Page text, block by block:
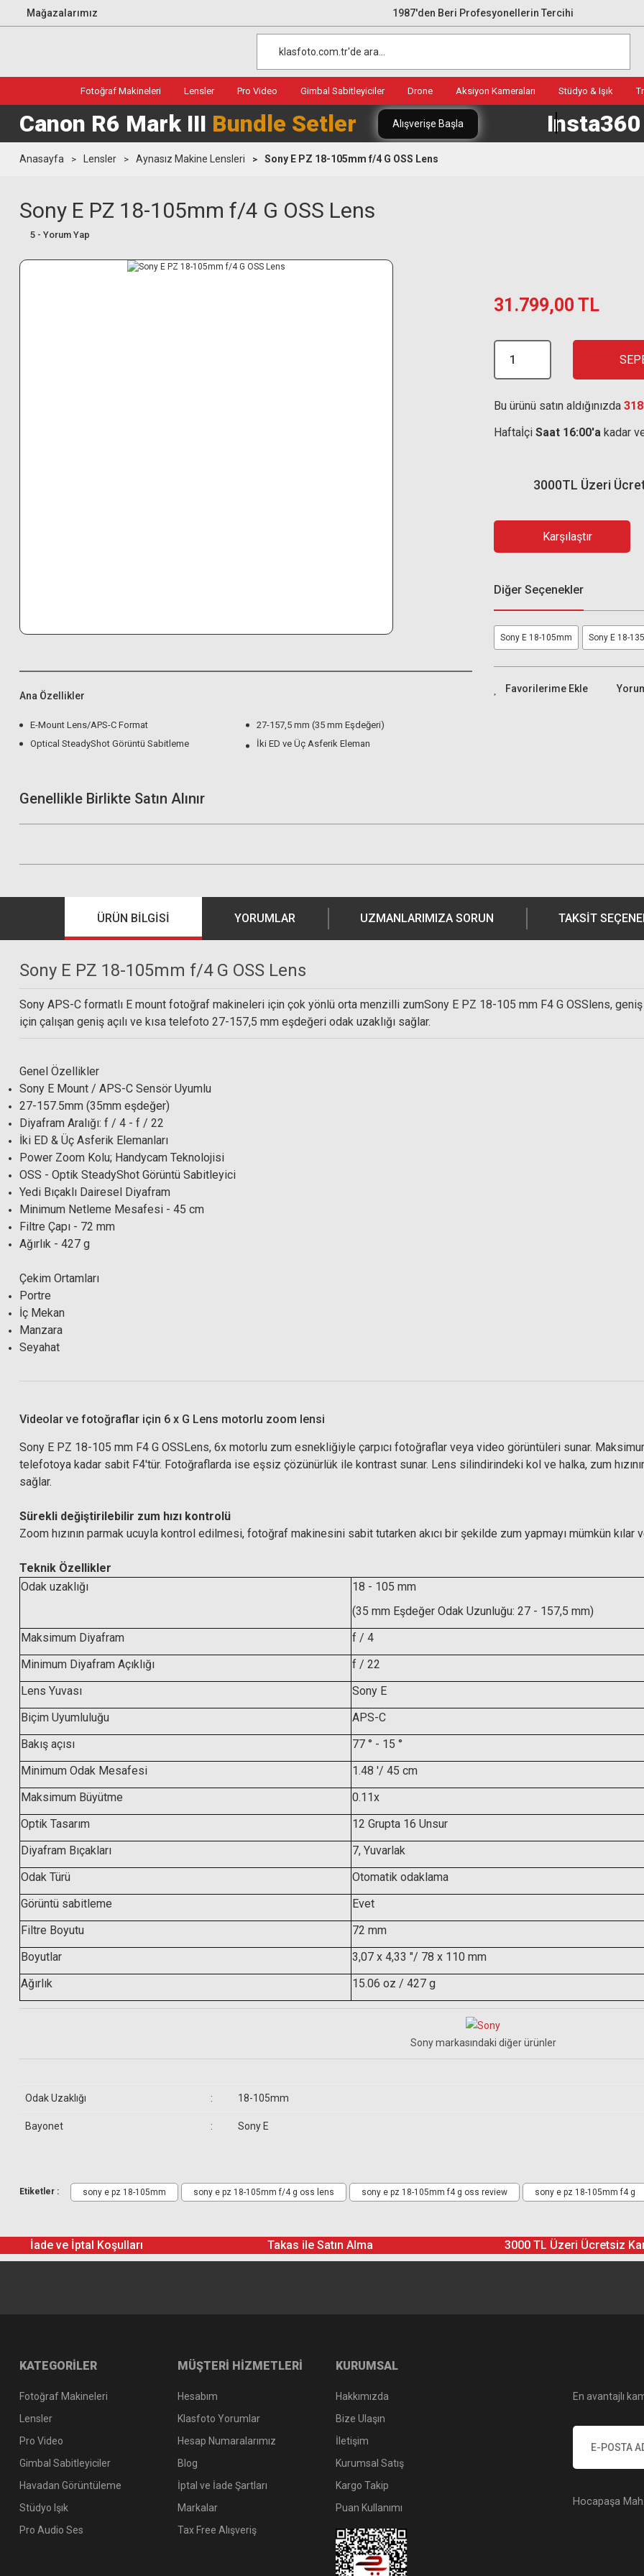
Mağazalarımız 1987'den Beri Profesyonellerin Tercihi
Fotoğraf Makineleri Lensler Pro Video Gimbal Sabitleyiciler Drone Aksiyon Kameraları Stüdyo & Işık
Canon R6 Mark III Bundle Setler Alışverişe Başla Insta360
Anasayfa Lensler Aynasız Makine Lensleri Sony E PZ 18-105mm f/4 G OSS Lens
Sony E PZ 18-105mm f/4 G OSS Lens
5 - Yorum Yap
Ana Özellikler
E-Mount Lens/APS-C Format
27-157,5 mm (35 mm Eşdeğeri)
Optical SteadyShot Görüntü Sabitleme
İki ED ve Üç Asferik Eleman
31.799,00 TL
Bu ürünü satın aldığınızda
Haftaİçi Saat 16:00'a kadar
3000TL Üzeri
Karşılaştır
Diğer Seçenekler
Sony E 18-105mm Sony E 18-
Genellikle Birlikte Satın Alınır
Hoya 72mm Multi Coated HD UV Filtre
6.500,00 TL
3.359,01 TL
7.782,99 TL
Hoya 72mm Dijital Filtre Seti 2 (ND-UV-Polarize)
7.991,45 TL
Hoya 72mm Pro ND
7.850,00
ÜRÜN BILGISI YORUMLAR UZMANLARIMIZA SORUN TAKSIT
Sony E PZ 18-105mm f/4 G OSS Lens
Sony APS-C formatlı E mount fotoğraf makineleri için çok yönlü orta menzilli zumSony E PZ 18-105 mm F4 G OSSlens,
için çalışan geniş açılı ve kısa telefoto 27-157,5 mm eşdeğeri odak uzaklığı sağlar.
Genel Özellikler
Sony E Mount / APS-C Sensör Uyumlu
27-157.5mm (35mm eşdeğer)
Diyafram Aralığı: f / 4 - f / 22
İki ED & Üç Asferik Elemanları
Power Zoom Kolu; Handycam Teknolojisi
OSS - Optik SteadyShot Görüntü Sabitleyici
Yedi Bıçaklı Dairesel Diyafram
Minimum Netleme Mesafesi - 45 cm
Filtre Çapı - 72 mm
Ağırlık - 427 g
Çekim Ortamları
Portre
İç Mekan
Manzara
Seyahat
Videolar ve fotoğraflar için 6 x G Lens motorlu zoom lensi
Sony E PZ 18-105 mm F4 G OSSLens, 6x motorlu zum esnekliğiyle çarpıcı fotoğraflar veya video görüntüleri sunar.
telefotoya kadar sabit F4'tür. Fotoğraflarda ise eşsiz çözünürlük ile kontrast sunar. Lens silindirindeki kol ve halka, zum
sağlar.
Sürekli değiştirilebilir zum hızı kontrolü
Zoom hızının parmak ucuyla kontrol edilmesi, fotoğraf makinesini sabit tutarken akıcı bir şekilde zum yapmayı mümkün
Teknik Özellikler
Odak uzaklığı
18 - 105 mm
(35 mm Eşdeğer Odak Uzunluğu: 27 - 157,5 mm)
Maksimum Diyafram
f / 4
Minimum Diyafram Açıklığı
f / 22
Lens Yuvası
Sony E
Biçim Uyumluluğu
APS-C
Bakış açısı
77 ° - 15 °
Minimum Odak Mesafesi
1.48 '/ 45 cm
Maksimum Büyütme
0.11x
Optik Tasarım
12 Grupta 16 Unsur
Diyafram Bıçakları
7, Yuvarlak
Odak Türü
Otomatik odaklama
Görüntü sabitleme
Evet
Filtre Boyutu
72 mm
Boyutlar
3,07 x 4,33 "/ 78 x 110 mm
Ağırlık
15.06 oz / 427 g
Sony markasındaki diğer ürünler
Odak Uzaklığı : 18-105mm
Bayonet : Sony E
Sony E PZ 18-105mm f/4 G OSS Lens
Yasin Karakoç | 05/04/2022
Sony E PZ 18-105mm f/4 G OSS Lens
Sony ALC-SH128 Lens Hood
Sony ALC-R1EM Arka Lens Kapağı
Etiketler : sony e pz 18-105mm sony e pz 18-105mm f/4 g oss lens sony e pz 18-105mm f4 g oss review sony e pz 18-105mm f4 g
İade ve İptal Koşulları Takas ile Satın Alma 3000 TL Üzeri Ücretsiz
KATEGORİLER
Fotoğraf Makineleri
Lensler
Pro Video
Gimbal Sabitleyiciler
Havadan Görüntüleme
Stüdyo Işık
Pro Audio Ses
MÜŞTERİ HİZMETLERİ
Hesabım
Klasfoto Yorumlar
Hesap Numaralarımız
Blog
İptal ve İade Şartları
Markalar
Tax Free Alışveriş
KURUMSAL
Hakkımızda
Bize Ulaşın
İletişim
Kurumsal Satış
Kargo Takip
Puan Kullanımı
En avantajlı
Hocapaşa